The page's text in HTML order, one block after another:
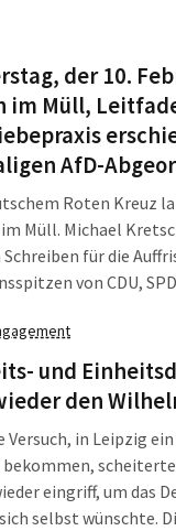
von 15 Jahren
der 10.
im Müll,
AfD-
Roten Kreuz
im Müll. Michael
für die
von CDU,
einen
Richteranklage
was am
hinaus passiert ist.
und
den
Versuch, in Leipzig
bekommen,
eingriff, um das
selbst wünschte.